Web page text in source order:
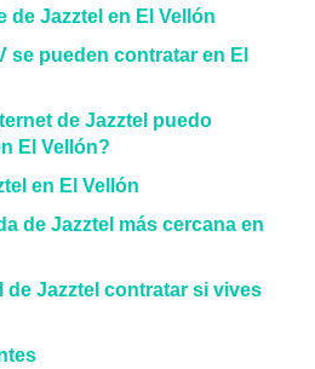
de Jazztel en El Vellón
se pueden contratar en El
de Jazztel puedo
El Vellón?
en El Vellón
de Jazztel más cercana en
de Jazztel contratar si vives